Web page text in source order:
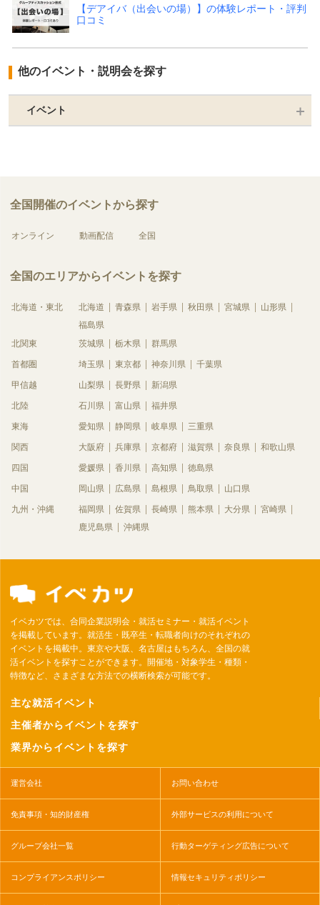
【デアイバ（出会いの場）】の体験レポート・評判
口コミ
他のイベント・説明会を探す
イベント
全国開催のイベントから探す
オンライン 動画配信 全国
全国のエリアからイベントを探す
北海道・東北 北海道 青森県 岩手県 秋田県 宮城県
山形県
福島県
北関東
茨城県 栃木県 群馬県
首都圏 埼玉県 東京都 神奈川県 千葉県
甲信越 山梨県 長野県 新潟県
北陸 石川県 富山県 福井県
東海 愛知県 静岡県 岐阜県 三重県
関西 大阪府 兵庫県 京都府 滋賀県 奈良県 和歌山県
四国 愛媛県 香川県 高知県 徳島県
中国 岡山県 広島県 島根県 鳥取県 山口県
九州・沖縄 福岡県 佐賀県 長崎県 熊本県 大分県
宮崎県
鹿児島県
沖縄県
イベカツでは、合同企業説明会・就活セミナー・就活イベント
を掲載しています。就活生・既卒生・転職者向けのそれぞれの
イベントを掲載中。東京や大阪、名古屋はもちろん、全国の就
活イベントを探すことができます。開催地・対象学生・種類・
特徴など、さまざまな方法での横断検索が可能です。
主な就活イベント
主催者からイベントを探す
業界からイベントを探す
運営会社 お問い合わせ
免責事項・知的財産権 外部サービスの利用について
グループ会社一覧 行動ターゲティング広告について
コンプライアンスポリシー 情報セキュリティポリシー